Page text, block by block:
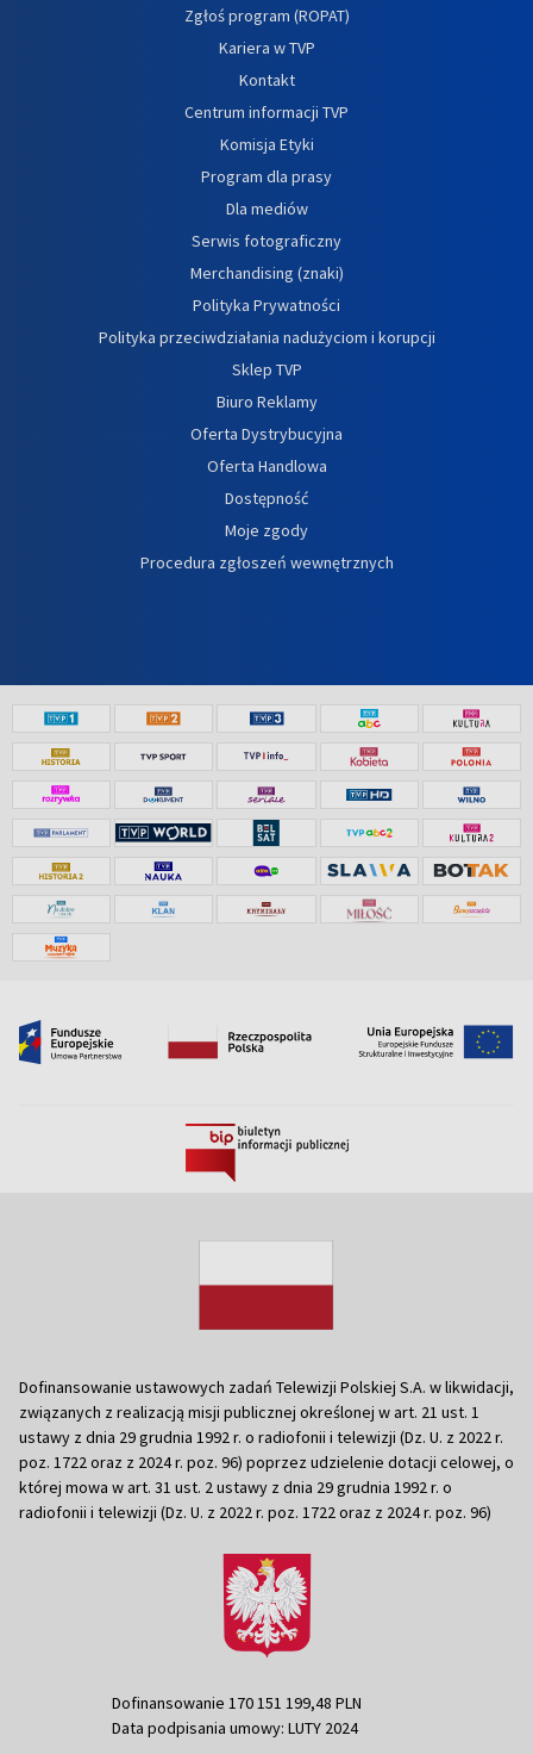
Zgłoś program (ROPAT)
Kariera w TVP
Kontakt
Centrum informacji TVP
Komisja Etyki
Program dla prasy
Dla mediów
Serwis fotograficzny
Merchandising (znaki)
Polityka Prywatności
Polityka przeciwdziałania nadużyciom i korupcji
Sklep TVP
Biuro Reklamy
Oferta Dystrybucyjna
Oferta Handlowa
Dostępność
Moje zgody
Procedura zgłoszeń wewnętrznych
Dofinansowanie ustawowych zadań Telewizji Polskiej S.A. w likwidacji,
związanych z realizacją misji publicznej określonej w art. 21 ust. 1
ustawy z dnia 29 grudnia 1992 r. o radiofonii i telewizji (Dz. U. z 2022 r.
poz. 1722 oraz z 2024 r. poz. 96) poprzez udzielenie dotacji celowej, o
której mowa w art. 31 ust. 2 ustawy z dnia 29 grudnia 1992 r. o
radiofonii i telewizji (Dz. U. z 2022 r. poz. 1722 oraz z 2024 r. poz. 96)
Dofinansowanie 170 151 199,48 PLN
Data podpisania umowy: LUTY 2024